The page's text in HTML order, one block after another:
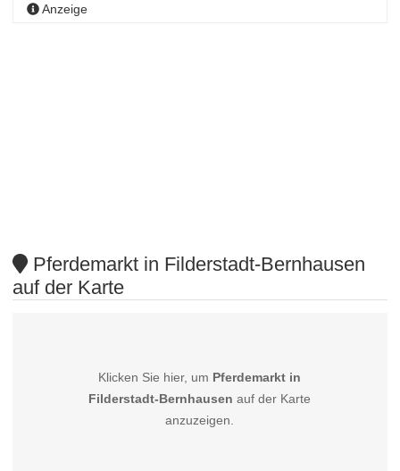
Anzeige
Pferdemarkt in Filderstadt-Bernhausen
auf der Karte
Klicken Sie hier, um Pferdemarkt in
Filderstadt-Bernhausen auf der Karte
anzuzeigen.